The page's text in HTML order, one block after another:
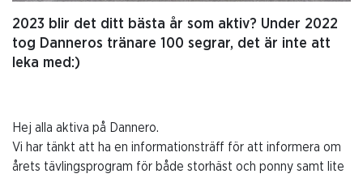
2023 blir det ditt bästa år som aktiv? Under 2022
tog Danneros tränare 100 segrar, det är inte att
leka med:)
Hej alla aktiva på Dannero.
Vi har tänkt att ha en informationsträff för att informera om
årets tävlingsprogram för både storhäst och ponny samt lite